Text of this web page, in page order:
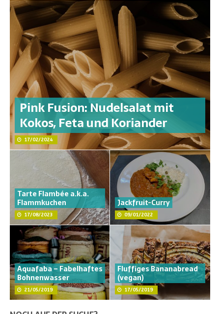
Pink Fusion: Nudelsalat mit
Kokos, Feta und Koriander
17/02/2024
Tarte Flambée a.k.a.
Flammkuchen
17/08/2023
Jackfruit-Curry
09/01/2022
Aquafaba – Fabelhaftes
Bohnenwasser
21/05/2019
Fluffiges Bananabread
(vegan)
17/05/2019